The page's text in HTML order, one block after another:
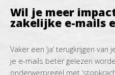
Wil je meer
zakelijke e-mails
Vaker een ‘ja’ terugkrijgen
je e-mails beter gelezen
onderwerpregel met